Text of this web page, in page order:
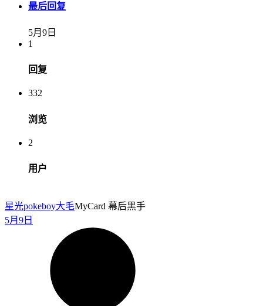
最后回复
5月9日
1
回复
332
浏览
2
用户
星光pokeboy大毛MyCard 幕后黑手
5月9日